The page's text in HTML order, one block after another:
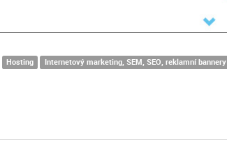
Hosting Internetový marketing, SEM, SEO, reklamní bannery